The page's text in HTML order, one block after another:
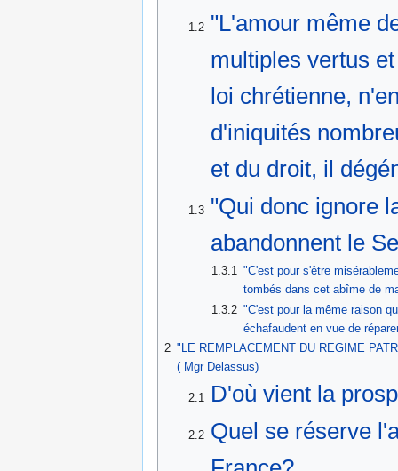
1.2 "L'amour même
multiples vertus
loi chrétienne,
d'iniquités
et du droit, il
1.3 "Qui donc ignore
abandonnent le
1.3.1 "C'est pour s'être
tombés dans cet abîme de
1.3.2 "C'est pour la même raison
échafaudent en vue de
2 "LE REMPLACEMENT DU REGIME
( Mgr Delassus)
2.1 D'où vient la
2.2 Quel se réserve